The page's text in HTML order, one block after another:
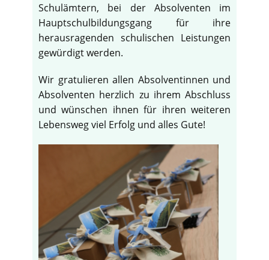
Schulämtern, bei der Absolventen im
Hauptschulbildungsgang für ihre
herausragenden schulischen Leistungen
gewürdigt werden.
Wir gratulieren allen Absolventinnen und
Absolventen herzlich zu ihrem Abschluss
und wünschen ihnen für ihren weiteren
Lebensweg viel Erfolg und alles Gute!